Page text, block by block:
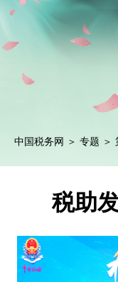
中国税务网 ＞ 专题 ＞
税助